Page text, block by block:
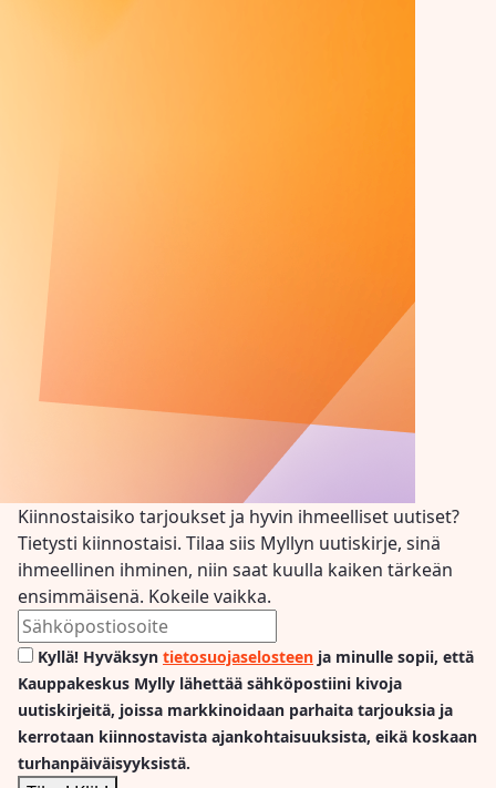
Kiinnostaisiko tarjoukset ja hyvin ihmeelliset uutiset?
Tietysti kiinnostaisi. Tilaa siis Myllyn uutiskirje, sinä
ihmeellinen ihminen, niin saat kuulla kaiken tärkeän
ensimmäisenä. Kokeile vaikka.
Kyllä! Hyväksyn tietosuojaselosteen ja minulle sopii, että
Kauppakeskus Mylly lähettää sähköpostiini kivoja
uutiskirjeitä, joissa markkinoidaan parhaita tarjouksia ja
kerrotaan kiinnostavista ajankohtaisuuksista, eikä koskaan
turhanpäiväisyyksistä.